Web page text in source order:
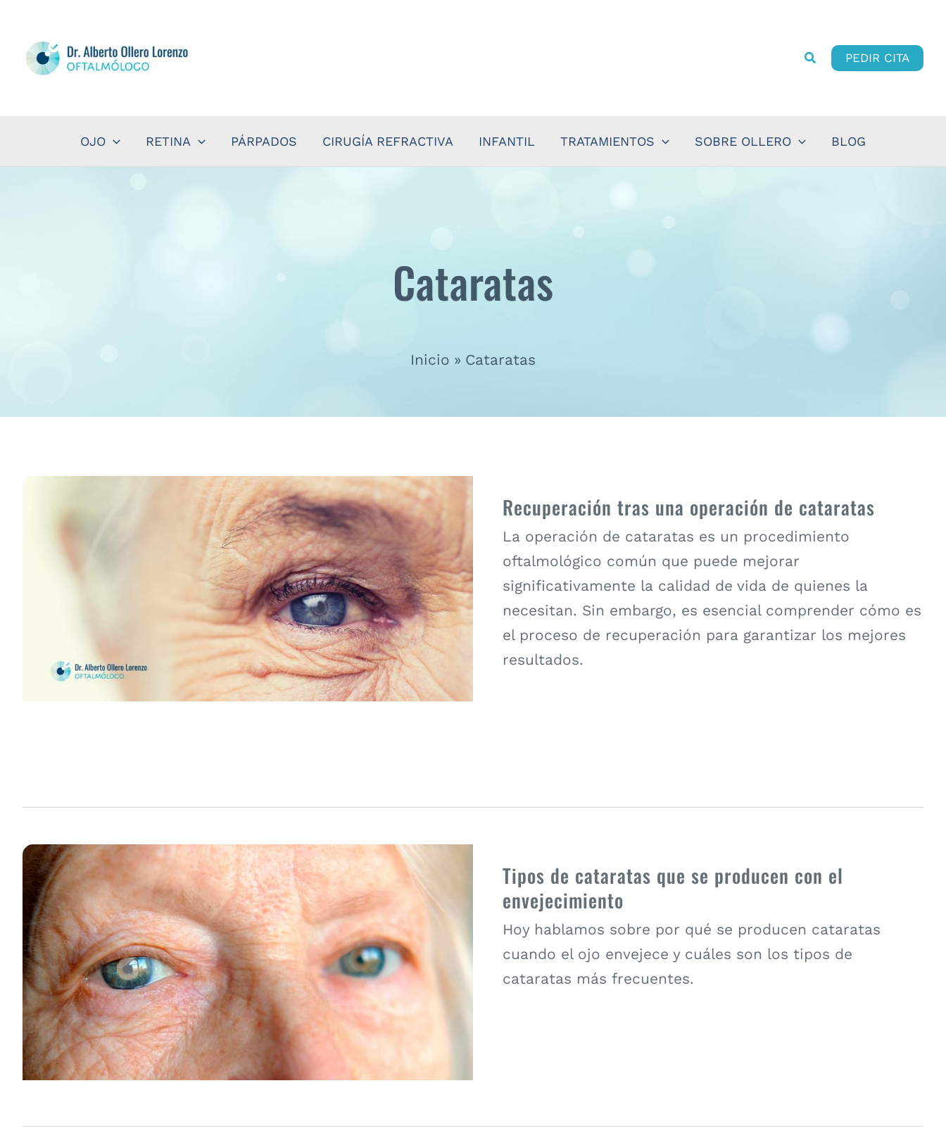
contenido
PEDIR CITA
OJO RETINA PÁRPADOS CIRUGÍA REFRACTIVA INFANTIL TRATAMIENTOS SOBRE OLLERO BLOG
Cataratas
Inicio Cataratas
Recuperación tras una operación de cataratas
La operación de cataratas es un procedimiento
oftalmológico común que puede mejorar
significativamente la calidad de vida de quienes la
necesitan. Sin embargo, es esencial comprender cómo es
el proceso de recuperación para garantizar los mejores
resultados.
Tipos de cataratas que se producen con el
envejecimiento
Hoy hablamos sobre por qué se producen cataratas
cuando el ojo envejece y cuáles son los tipos de
cataratas más frecuentes.